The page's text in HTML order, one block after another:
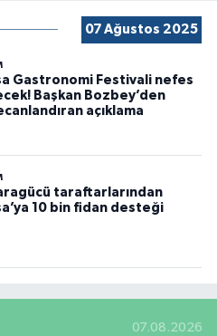
07 Ağustos 2025
Gastronomi Festivali nefes
Başkan Bozbey’den
açıklama
taraftarlarından
10 bin fidan desteği
07.08.2026